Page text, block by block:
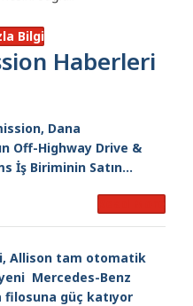
Bilgi
Haberleri
Dana
Off-Highway Drive &
İş Biriminin Satın
Allison tam otomatik
yeni Mercedes-Benz
filosuna güç katıyor